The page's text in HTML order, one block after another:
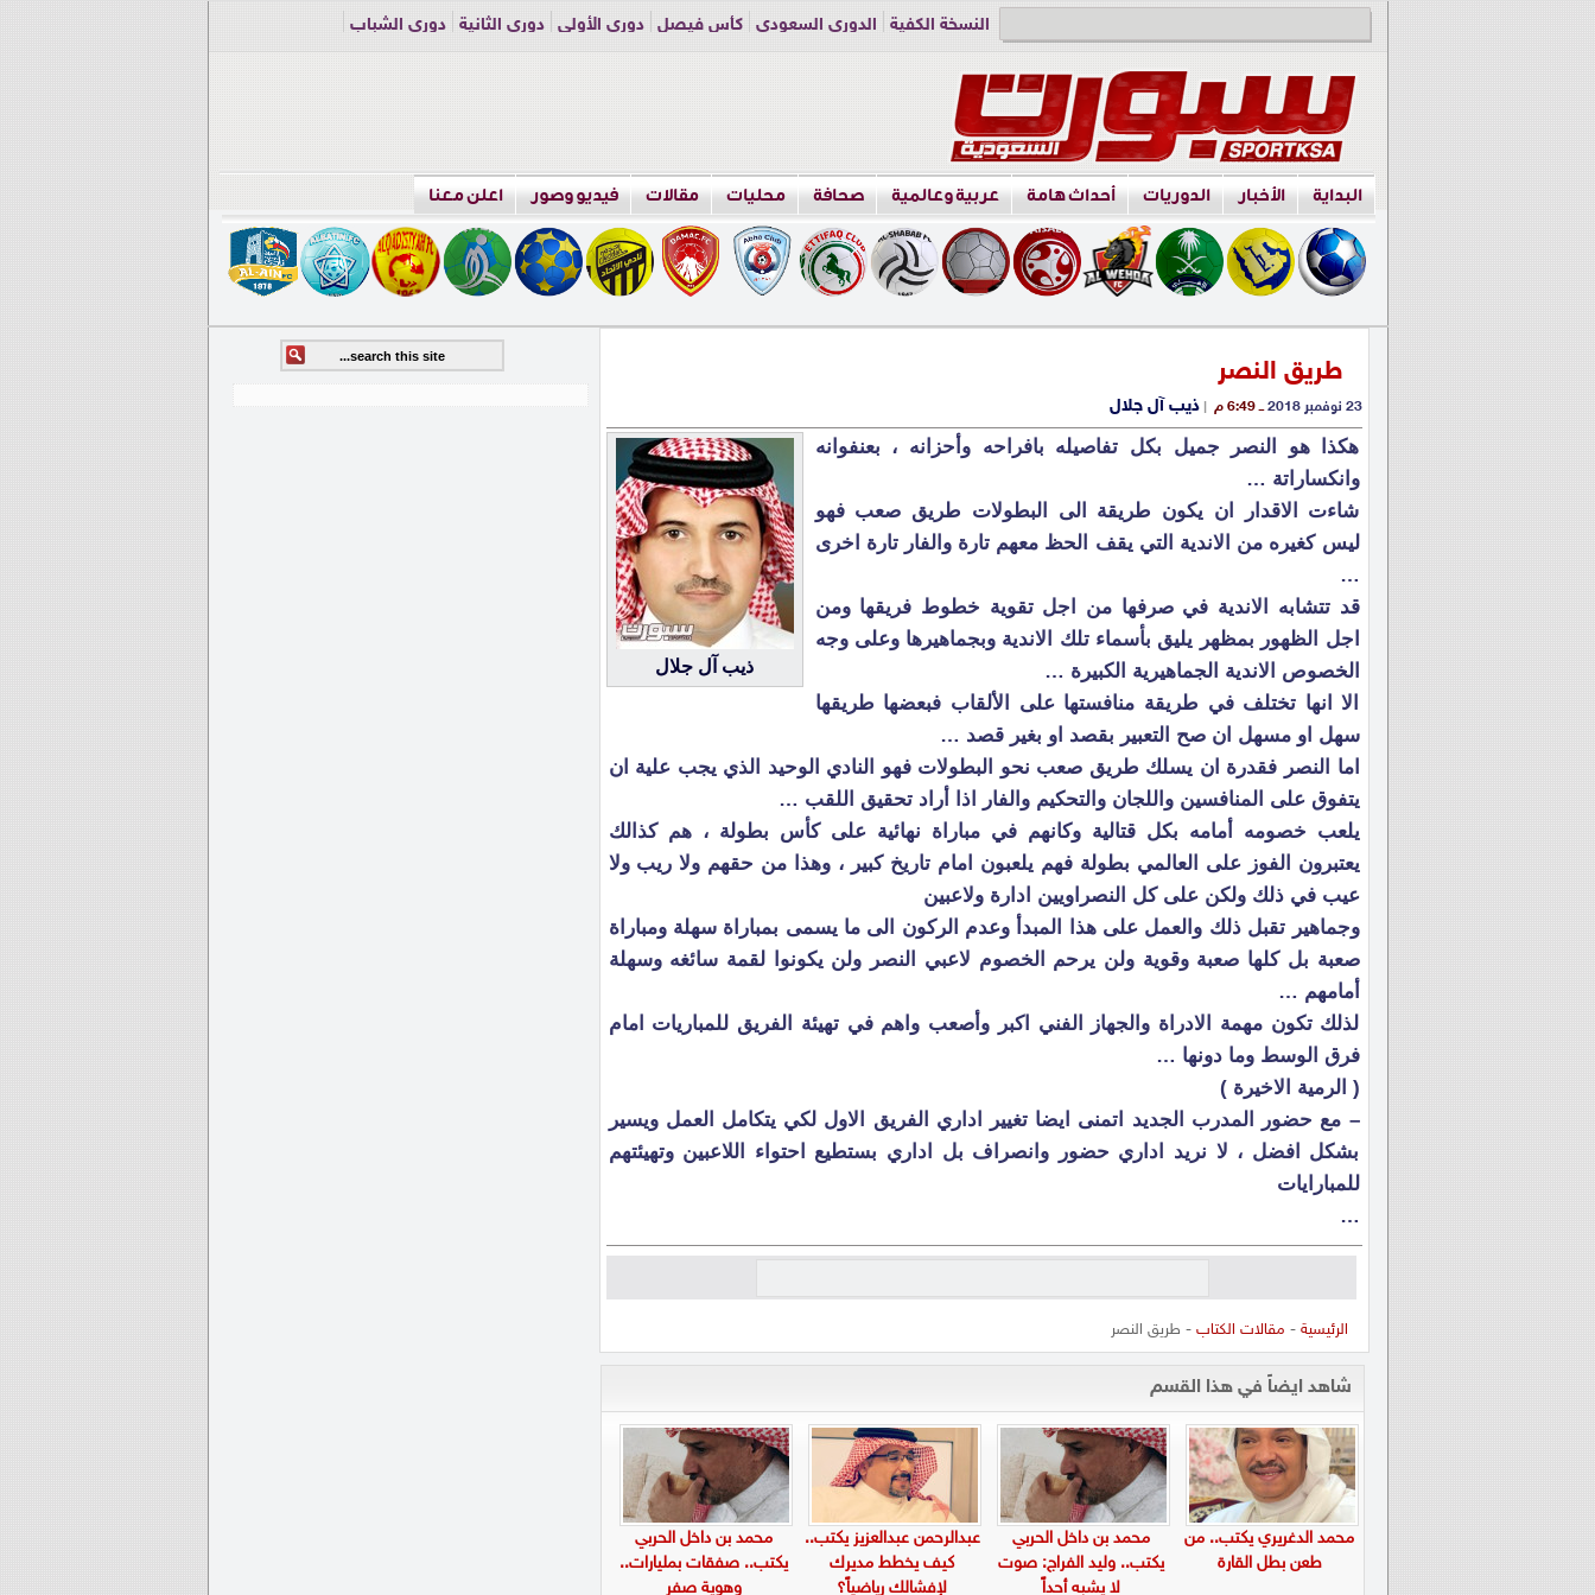
النسخة الكفية الدوري السعودي كأس فيصل دوري الأولى دوري الثانية
دوري الشباب
البداية الأخبار الدوريات أحداث هامة عربية وعالمية صحافة محليات مقالات فيديو وصور اعلن معنا
طريق النصر
23 نوفمبر 2018 ــ 6:49 م |ذيب آل جلال
ذيب آل جلال
هكذا هو النصر جميل بكل تفاصيله بافراحه وأحزانه ، بعنفوانه
وانكساراتة …
شاءت الاقدار ان يكون طريقة الى البطولات طريق صعب فهو
ليس كغيره من الاندية التي يقف الحظ معهم تارة والفار تارة اخرى
…
قد تتشابه الاندية في صرفها من اجل تقوية خطوط فريقها ومن
اجل الظهور بمظهر يليق بأسماء تلك الاندية وبجماهيرها وعلى وجه
الخصوص الاندية الجماهيرية الكبيرة …
الا انها تختلف في طريقة منافستها على الألقاب فبعضها طريقها
سهل او مسهل ان صح التعبير بقصد او بغير قصد …
اما النصر فقدرة ان يسلك طريق صعب نحو البطولات فهو النادي الوحيد الذي يجب علية ان
يتفوق على المنافسين واللجان والتحكيم والفار اذا أراد تحقيق اللقب …
يلعب خصومه أمامه بكل قتالية وكانهم في مباراة نهائية على كأس بطولة ، هم كذالك
يعتبرون الفوز على العالمي بطولة فهم يلعبون امام تاريخ كبير ، وهذا من حقهم ولا ريب ولا
عيب في ذلك ولكن على كل النصراويين ادارة ولاعبين
وجماهير تقبل ذلك والعمل على هذا المبدأ وعدم الركون الى ما يسمى بمباراة سهلة ومباراة
صعبة بل كلها صعبة وقوية ولن يرحم الخصوم لاعبي النصر ولن يكونوا لقمة سائغه وسهلة
أمامهم …
لذلك تكون مهمة الادراة والجهاز الفني اكبر وأصعب واهم في تهيئة الفريق للمباريات امام
فرق الوسط وما دونها …
( الرمية الاخيرة )
– مع حضور المدرب الجديد اتمنى ايضا تغيير اداري الفريق الاول لكي يتكامل العمل ويسير
بشكل افضل ، لا نريد اداري حضور وانصراف بل اداري بستطيع احتواء اللاعبين وتهيئتهم
للمبارايات
…
الرئيسية - مقالات الكتاب - طريق النصر
شاهد ايضاً في هذا القسم
محمد الدغريري يكتب.. من
طعن بطل القارة
محمد بن داخل الحربي
يكتب.. وليد الفراج: صوت
لا يشبه أحداً
عبدالرحمن عبدالعزيز يكتب..
كيف يخطط مديرك
لإفشالك رياضياً؟
محمد بن داخل الحربي
يكتب.. صفقات بمليارات..
وهوية صفر